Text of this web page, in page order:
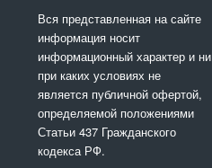
Вся представленная на сайте
информация носит
информационный характер и ни
при каких условиях не
является публичной офертой,
определяемой положениями
Статьи 437 Гражданского
кодекса РФ.